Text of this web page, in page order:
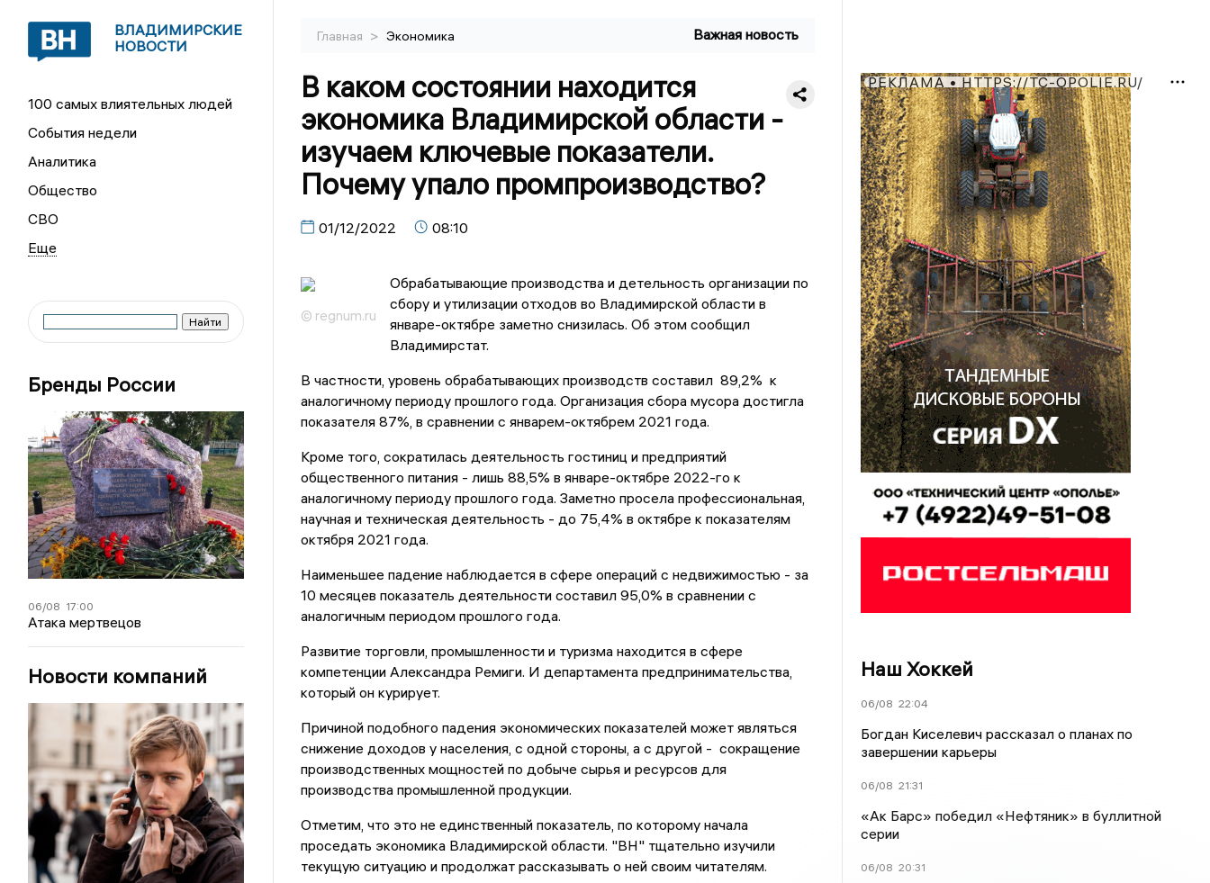
ВЛАДИМИРСКИЕ
НОВОСТИ
100 самых влиятельных людей
События недели
Аналитика
Общество
СВО
Бренды России
06/08 17:00
Атака мертвецов
Новости компаний
Главная > Экономика Важная новость
В каком состоянии находится
экономика Владимирской области -
изучаем ключевые показатели.
Почему упало промпроизводство?
01/12/2022 08:10
© regnum.ru
Обрабатывающие производства и детельность организации по
сбору и утилизации отходов во Владимирской области в
январе-октябре заметно снизилась. Об этом сообщил
Владимирстат.
В частности, уровень обрабатывающих производств составил 89,2% к
аналогичному периоду прошлого года. Организация сбора мусора достигла
показателя 87%, в сравнении с январем-октябрем 2021 года.
Кроме того, сократилась деятельность гостиниц и предприятий
общественного питания - лишь 88,5% в январе-октябре 2022-го к
аналогичному периоду прошлого года. Заметно просела профессиональная,
научная и техническая деятельность - до 75,4% в октябре к показателям
октября 2021 года.
Наименьшее падение наблюдается в сфере операций с недвижимостью - за
10 месяцев показатель деятельности составил 95,0% в сравнении с
аналогичным периодом прошлого года.
Развитие торговли, промышленности и туризма находится в сфере
компетенции Александра Ремиги. И департамента предпринимательства,
который он курирует.
Причиной подобного падения экономических показателей может являться
снижение доходов у населения, с одной стороны, а с другой - сокращение
производственных мощностей по добыче сырья и ресурсов для
производства промышленной продукции.
Отметим, что это не единственный показатель, по которому начала
проседать экономика Владимирской области. "ВН" тщательно изучили
текущую ситуацию и продолжат рассказывать о ней своим читателям.
РЕКЛАМА • HTTPS://TC-OPOLIE.RU/
Наш Хоккей
06/08 22:04
Богдан Киселевич рассказал о планах по
завершении карьеры
06/08 21:31
«Ак Барс» победил «Нефтяник» в буллитной
серии
06/08 20:31